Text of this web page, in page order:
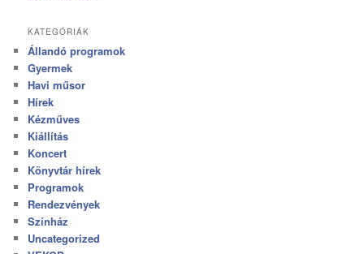
KATEGÓRIÁK
Állandó programok
Gyermek
Havi műsor
Hírek
Kézműves
Kiállítás
Koncert
Könyvtár hírek
Programok
Rendezvények
Színház
Uncategorized